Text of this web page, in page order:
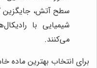
سطح آتش، جایگزین
شیمیایی با
می‌کنند.
برای انتخاب بهترین ماده